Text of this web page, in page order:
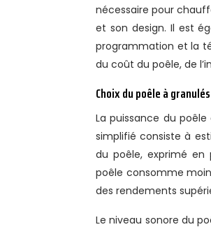
nécessaire pour
et son design. Il est
programmation et la
du coût du poêle, de
Choix du poêle à
La puissance du
simplifié consiste à
du poêle, exprimé en
poêle consomme
des rendements
Le niveau sonore du